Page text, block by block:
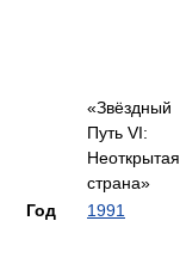
«Звёздный
Путь VI:
Неоткрытая
страна»
Год 1991